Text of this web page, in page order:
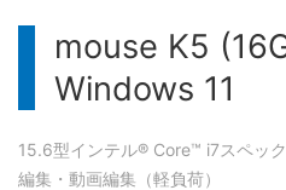
mouse
Windows 11
15.6型インテル® Core™ i7スペック
編集・動画編集（軽負荷）